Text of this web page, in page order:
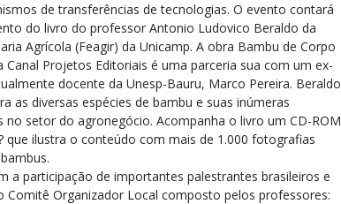
de transferências de tecnologias. O evento contará
do livro do professor Antonio Ludovico Beraldo da
Agrícola (Feagir) da Unicamp. A obra Bambu de Corpo
Canal Projetos Editoriais é uma parceria sua com um ex-
docente da Unesp-Bauru, Marco Pereira. Beraldo
as diversas espécies de bambu e suas inúmeras
no setor do agronegócio. Acompanha o livro um CD-ROM
que ilustra o conteúdo com mais de 1.000 fotografias
a participação de importantes palestrantes brasileiros e
Comitê Organizador Local composto pelos professores: